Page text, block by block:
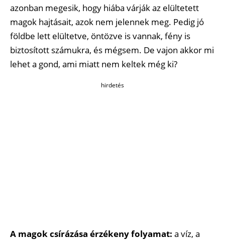
azonban megesik, hogy hiába várják az elültetett
magok hajtásait, azok nem jelennek meg. Pedig jó
földbe lett elültetve, öntözve is vannak, fény is
biztosított számukra, és mégsem. De vajon akkor mi
lehet a gond, ami miatt nem keltek még ki?
hirdetés
A magok csírázása érzékeny folyamat: a víz, a